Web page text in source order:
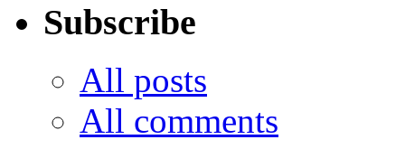
Subscribe
All posts
All comments